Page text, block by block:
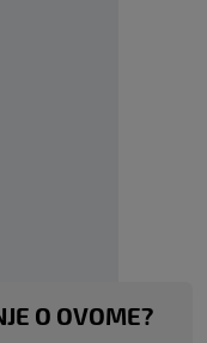
O OVOME?